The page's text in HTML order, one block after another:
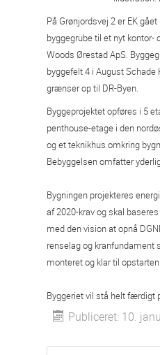
På Grønjordsvej 2 er EK
byggegrube til et nyt kontor-
Woods Ørestad ApS.
byggefelt 4 i August
grænser op til DR-Byen.
Byggeprojektet opføres i 5
penthouse-etage i den
og et teknikhus omkring
Bebyggelsen omfatter
Bygningen projekteres
af 2020-krav og skal
med den vision at opnå
renselag og kranfundament
monteret og klar til
Byggeriet vil stå helt færdigt
Publiceret: 10.